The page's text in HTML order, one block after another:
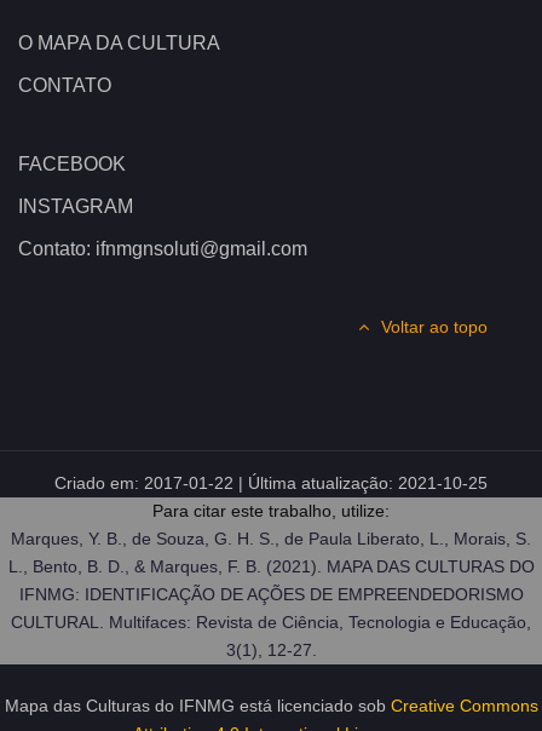
O MAPA DA CULTURA
CONTATO
FACEBOOK
INSTAGRAM
Contato: ifnmgnsoluti@gmail.com
Voltar ao topo
Criado em: 2017-01-22 | Última atualização: 2021-10-25
Para citar este trabalho, utilize:
Marques, Y. B., de Souza, G. H. S., de Paula Liberato, L., Morais, S.
L., Bento, B. D., & Marques, F. B. (2021). MAPA DAS CULTURAS DO
IFNMG: IDENTIFICAÇÃO DE AÇÕES DE EMPREENDEDORISMO
CULTURAL. Multifaces: Revista de Ciência, Tecnologia e Educação,
3(1), 12-27.
Mapa das Culturas do IFNMG está licenciado sob Creative Commons